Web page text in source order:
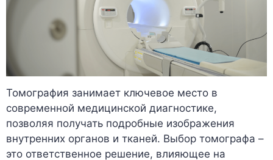
Томография занимает ключевое место в
современной медицинской диагностике,
позволяя получать подробные изображения
внутренних органов и тканей. Выбор томографа –
это ответственное решение, влияющее на